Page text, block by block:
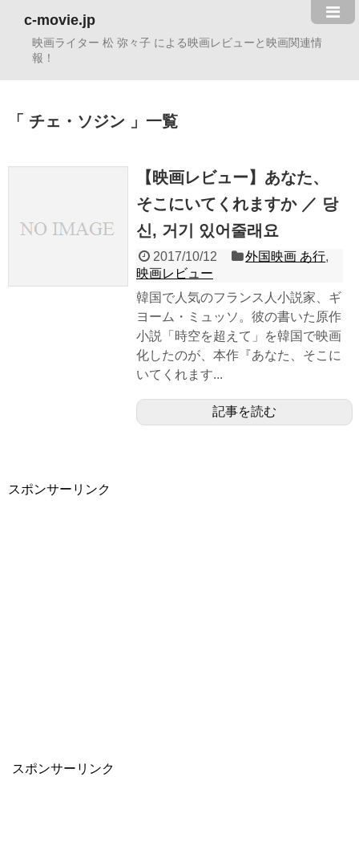
c-movie.jp
映画ライター 松 弥々子 による映画レビューと映画関連情
報！
チェ・ソジン 一覧
【映画レビュー】あなた、
そこにいてくれますか ／ 당
신, 거기 있어줄래요
2017/10/12 外国映画 あ行,
映画レビュー
韓国で人気のフランス人小説家、ギ
ヨーム・ミュッソ。彼の書いた原作
小説「時空を超えて」を韓国で映画
化したのが、本作『あなた、そこに
いてくれます...
記事を読む
スポンサーリンク
スポンサーリンク